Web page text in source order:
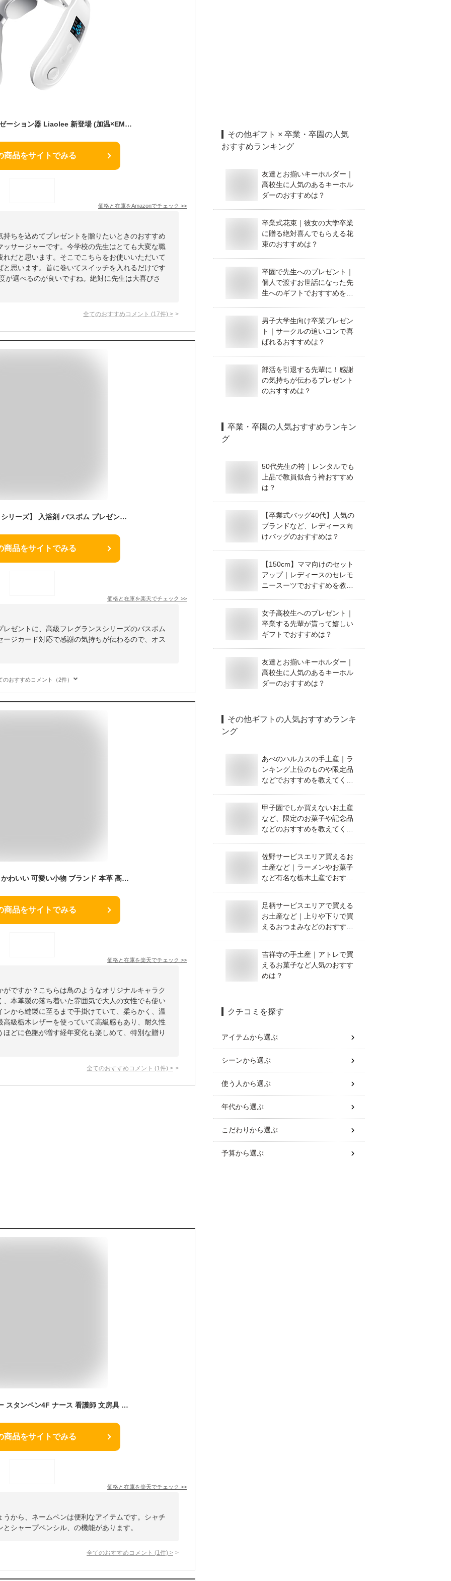
ネックケア 首 リラクゼーション器 Liaolee 新登場 (加温×EMS&TENSのW効果) 静音 軽量 首元リフレッシュ ネックリラックス ホットケア USB充電式 コードレス 10種類のモード 16段階の強度調整 液晶ディスプレイ 日本語音声ガイダンス 簡単操作 父の日 母の日 記念日 誕生日プレゼント お祝い 男女兼用 日本語説明書を同梱
商品をサイトでみる
価格と在庫をAmazonでチェック >>
ちを込めてプレゼントを贈りたいときのおすすめ
サージャーです。今学校の先生はとても大変な職
だと思います。そこでこちらをお使いいただいて
思います。首に巻いてスイッチを入れるだけです
が選べるのが良いですね。絶対に先生は大喜びさ
全てのおすすめコメント (17件) >
【 高級 フレグランス シリーズ】 入浴剤 バスボム プレゼント ギフト 詰め合わせ セット PureRose ローズ 香り 選べる2type / 女性 バスソルト 泡ぶろ メッセージカード 誕生日 女友達 母の日 ホワイトデー 大人 彼女 お洒落 特別
商品をサイトでみる
価格と在庫を楽天でチェック >>
ゼントに、高級フレグランスシリーズのバスボム
ジカード対応で感謝の気持ちが伝わるので、オス
のおすすめコメント（2件）
マウスパッド 本革 革 かわいい 可愛い小物 ブランド 本革 高級 日本製 名入れ 妻 嫁 彼女 女友達 母 誕生日 男性 名前入れ ネーム おしゃれ レディース 女性 メンズ テレワーク ギフト 人気 革婚式 退職 記念品 ギフト
商品をサイトでみる
価格と在庫を楽天でチェック >>
ですか？こちらは鳥のようなオリジナルキャラク
本革製の落ち着いた雰囲気で大人の女性でも使い
から縫製に至るまで手掛けていて、柔らかく、温
級栃木レザーを使っていて高級感もあり、耐久性
どに色艶が増す経年変化も楽しめて、特別な贈り
全てのおすすめコメント (1 件) >
ネームペン タニエバー スタンペン4F ナース 看護師 文房具 文具 ネーム印 赤 黒ボールペン シャーペン 一本四役 多機能ペン 印鑑 印鑑付きボールペン ハンコ ハンコ付きボールペン スタンプ はんこ ハンコペン 印鑑ボールペン ペン ネーム印 印鑑ペン ボールペン印鑑
商品をサイトでみる
価格と在庫を楽天でチェック >>
から、ネームペンは便利なアイテムです。シャチ
シャープペンシル、の機能があります。
全てのおすすめコメント (1 件) >
その他ギフト × 卒業・卒園の人気
おすすめランキング
友達とお揃いキーホルダー｜
高校生に人気のあるキーホル
ダーのおすすめは？
卒業式花束｜彼女の大学卒業
に贈る絶対喜んでもらえる花
束のおすすめは？
卒園で先生へのプレゼント｜
個人で渡すお世話になった先
生へのギフトでおすすめを教
男子大学生向け卒業プレゼン
ト｜サークルの追いコンで喜
ばれるおすすめは？
部活を引退する先輩に！感謝
の気持ちが伝わるプレゼント
のおすすめは？
卒業・卒園の人気おすすめランキン
グ
50代先生の袴｜レンタルでも
上品で教員似合う袴おすすめ
は？
【卒業式バッグ40代】人気の
ブランドなど、レディース向
けバッグのおすすめは？
【150cm】ママ向けのセット
アップ｜レディースのセレモ
ニースーツでおすすめを教え
女子高校生へのプレゼント｜
卒業する先輩が貰って嬉しい
ギフトでおすすめは？
友達とお揃いキーホルダー｜
高校生に人気のあるキーホル
ダーのおすすめは？
その他ギフト の人気おすすめランキ
ング
あべのハルカスの手土産｜ラ
ンキング上位のものや限定品
などでおすすめを教えてくだ
甲子園でしか買えないお土産
など、限定のお菓子や記念品
などのおすすめを教えてくだ
佐野サービスエリア買えるお
土産など｜ラーメンやお菓子
など有名な栃木土産でおすす
足柄サービスエリアで買える
お土産など｜上りや下りで買
えるおつまみなどのおすすめ
吉祥寺の手土産｜アトレで買
えるお菓子など人気のおすす
めは？
クチコミを探す
アイテムから選ぶ
シーンから選ぶ
使う人から選ぶ
年代から選ぶ
こだわりから選ぶ
予算から選ぶ